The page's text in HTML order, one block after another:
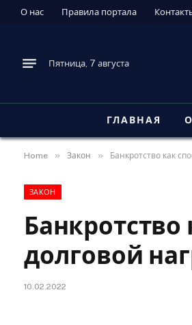
О нас Правила портала
Пятница, 7 августа
ГЛАВНАЯ
Home » Закон » Банкротство как
ЗАКОН
долговой
10.02.2022